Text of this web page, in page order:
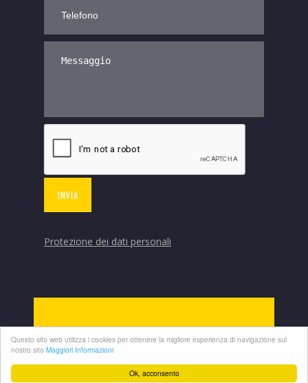
Ok, acconsento
Questo sito web utilizza i cookies per ottenere la migliore esperienza di navigazione sul
nostro sito Maggiori Informazioni
Protezione dei dati personali
© Copyrights 2020 IVM S.r.l. All rights reserved.